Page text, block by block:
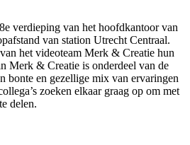
verdieping van het hoofdkantoor van
van station Utrecht Centraal.
het videoteam Merk & Creatie hun
Merk & Creatie is onderdeel van de
bonte en gezellige mix van ervaringen
zoeken elkaar graag op om met
delen.